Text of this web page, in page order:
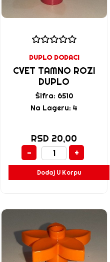
DUPLO DODACI
CVET TAMNO ROZI
DUPLO
Šifra: 6510
Na Lageru: 4
RSD 20,00
-
+
Dodaj U Korpu